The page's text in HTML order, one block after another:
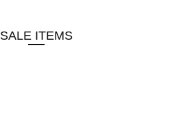
SALE ITEMS